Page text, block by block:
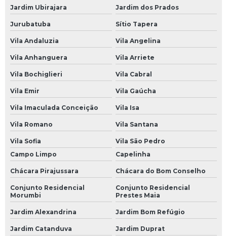
Bateria para Carro 60
Bateria para Carro 60 Amperes
Bateria para Carro Heliar
Borracharias 24 Horas
Borracharia 24 Horas em SP
Borracharia 24 Horas na Avenida do Estado
Borracharia 24 Horas na Paulista
Borracharia 24 Horas na Zona Leste
Borracharia 24 Horas na Zona Norte
Borracharia 24 Horas na Zona Oeste
Borracharia 24 Horas na Zona Sul
Jardim Ubirajara Jardim dos Prados
Jurubatuba Sítio Tapera
Vila Andaluzia Vila Angelina
Vila Anhanguera Vila Arriete
Vila Bochiglieri Vila Cabral
Vila Emir Vila Gaúcha
Vila Imaculada Conceição Vila Isa
Vila Romano Vila Santana
Vila Sofia
Vila São Pedro
Campo Limpo
Capelinha
Chácara Pirajussara Chácara do Bom Conselho
Conjunto Residencial
Morumbi
Conjunto Residencial
Prestes Maia
Jardim Alexandrina Jardim Bom Refúgio
Jardim Catanduva Jardim Duprat